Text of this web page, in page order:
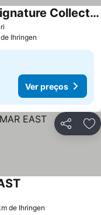
Hotel L'Europe Colmar, BW Signature Collection
Ihringen
Ver preços
Partilhar
de Ihringen